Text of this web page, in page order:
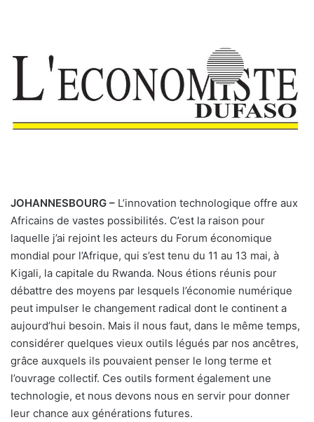
JOHANNESBOURG – L’innovation technologique offre aux
Africains de vastes possibilités. C’est la raison pour
laquelle j’ai rejoint les acteurs du Forum économique
mondial pour l’Afrique, qui s’est tenu du 11 au 13 mai, à
Kigali, la capitale du Rwanda. Nous étions réunis pour
débattre des moyens par lesquels l’économie numérique
peut impulser le changement radical dont le continent a
aujourd’hui besoin. Mais il nous faut, dans le même temps,
considérer quelques vieux outils légués par nos ancêtres,
grâce auxquels ils pouvaient penser le long terme et
l’ouvrage collectif. Ces outils forment également une
technologie, et nous devons nous en servir pour donner
leur chance aux générations futures.